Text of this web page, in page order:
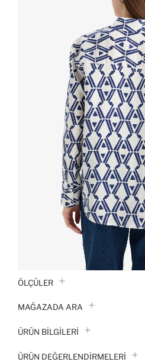
ÖLÇÜLER
MAĞAZADA ARA
ÜRÜN BILGILERI
ÜRÜN DEĞERLENDİRMELERİ